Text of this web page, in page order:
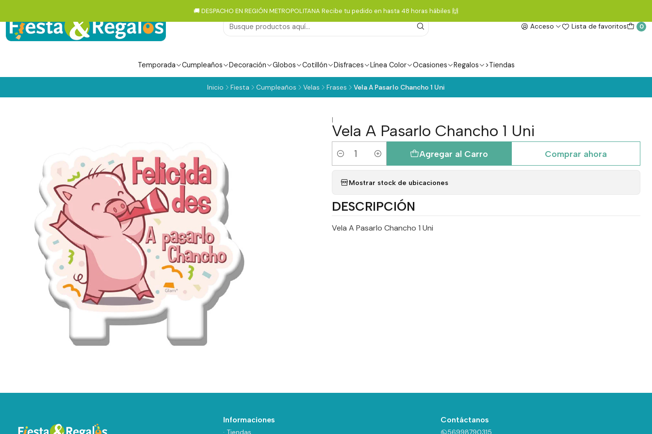
Acceso Lista de favoritos 0
Temporada Cumpleaños Decoración Globos Cotillón Disfraces Línea Color Ocasiones Regalos >Tiendas
🚚 DESPACHO EN REGIÓN METROPOLITANA Recibe tu pedido en hasta 48 horas hábiles 🙌
Inicio Fiesta Cumpleaños Velas Frases Vela A Pasarlo Chancho 1 Uni
|
Vela A Pasarlo Chancho 1 Uni
Cantidad
Agregar al Carro Comprar ahora
Mostrar stock de ubicaciones
DESCRIPCIÓN
Vela A Pasarlo Chancho 1 Uni
Informaciones
· Tiendas
Contáctanos
56998790315